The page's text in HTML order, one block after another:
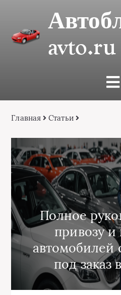
avto.ru
Главная Статьи
Полное
привозу и
автомобилей
под заказ